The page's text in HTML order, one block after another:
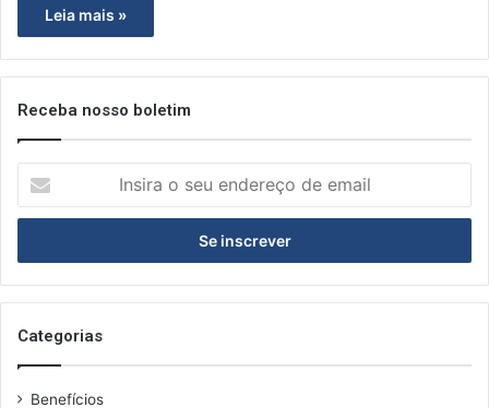
Leia mais »
Receba nosso boletim
s
r
a
s
e
Categorias
Benefícios